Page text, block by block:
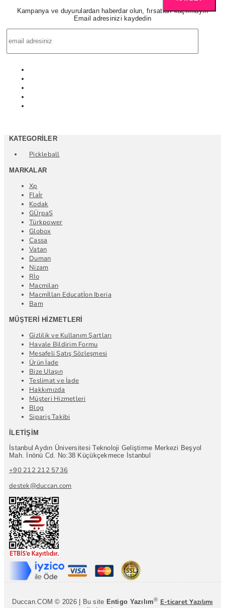
Kampanya ve duyurulardan haberdar olun, fırsatları kaçırmayın
Email adresinizi kaydedin
KATEGORILER
Pickleball
MARKALAR
Xp
Flaİr
Kodak
GÜrpaŞ
Türkpower
Globox
Cassa
Vatan
Duman
Nizam
Rİo
Macmilan
Macmİllan Educatİon Iberia
Bam
MÜŞTERI HIZMETLERI
Gizlilik ve Kullanım Şartları
Havale Bildirim Formu
Mesafeli Satış Sözleşmesi
Ürün İade
Bize Ulaşın
Teslimat ve İade
Hakkımızda
Müşteri Hizmetleri
Blog
Sipariş Takibi
İLETIŞIM
İstanbul Aydın Üniversitesi Teknoloji Geliştirme Merkezi Beşyol
Mah. İnönü Cd. No:38 Küçükçekmece İstanbul
+90 212 212 5736
destek@duccan.com
Duccan.COM © 2026 | Bu site Entigo Yazılım® E-ticaret Yazılımı